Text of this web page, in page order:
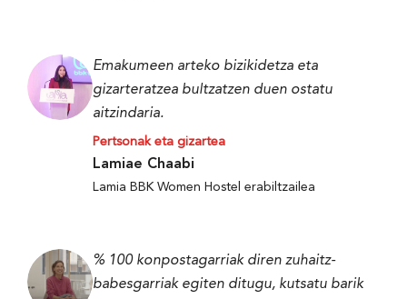
Emakumeen arteko bizikidetza eta
gizarteratzea bultzatzen duen ostatu
aitzindaria.
Pertsonak eta gizartea
Lamiae Chaabi
Lamia BBK Women Hostel erabiltzailea
% 100 konpostagarriak diren zuhaitz-
babesgarriak egiten ditugu, kutsatu barik